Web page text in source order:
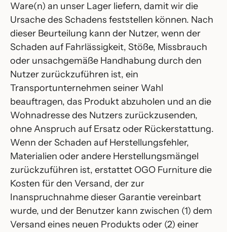
Ware(n) an unser Lager liefern, damit wir die
Ursache des Schadens feststellen können. Nach
dieser Beurteilung kann der Nutzer, wenn der
Schaden auf Fahrlässigkeit, Stöße, Missbrauch
oder unsachgemäße Handhabung durch den
Nutzer zurückzuführen ist, ein
Transportunternehmen seiner Wahl
beauftragen, das Produkt abzuholen und an die
Wohnadresse des Nutzers zurückzusenden,
ohne Anspruch auf Ersatz oder Rückerstattung.
Wenn der Schaden auf Herstellungsfehler,
Materialien oder andere Herstellungsmängel
zurückzuführen ist, erstattet OGO Furniture die
Kosten für den Versand, der zur
Inanspruchnahme dieser Garantie vereinbart
wurde, und der Benutzer kann zwischen (1) dem
Versand eines neuen Produkts oder (2) einer